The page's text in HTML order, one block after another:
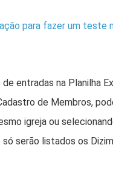
para fazer um teste
entradas na Planilha
de Membros,
igreja ou
só serão listados os